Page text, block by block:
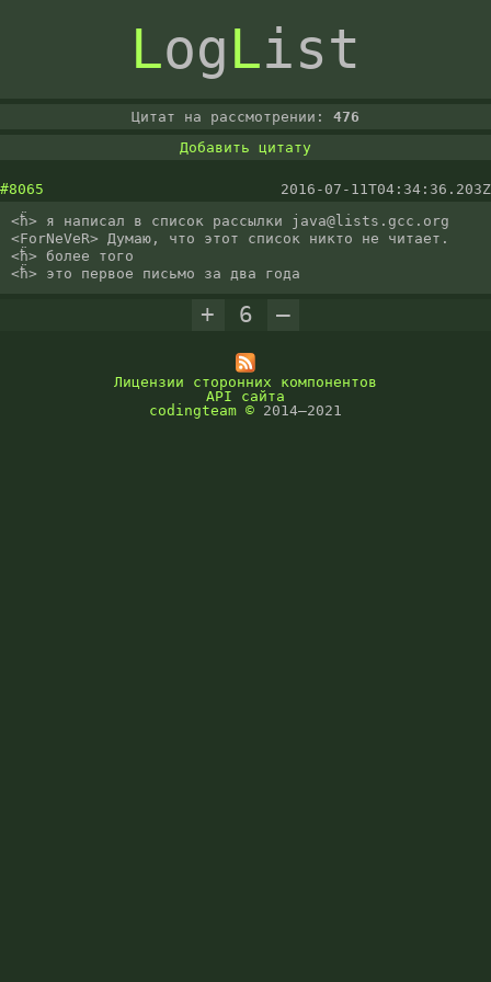
LogList
Цитат на рассмотрении: 476
Добавить цитату
#8065
2016-07-11T04:34:36.203Z
<ħ̈> я написал в список рассылки java@lists.gcc.org
<ForNeVeR> Думаю, что этот список никто не читает.
<ħ̈> более того
+ 6 –
Лицензии сторонних компонентов
API сайта
codingteam © 2014–2021